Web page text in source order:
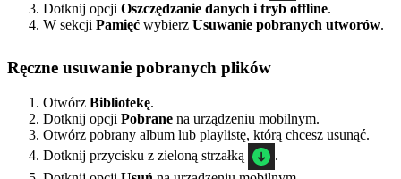
Dotknij opcji Oszczędzanie danych i tryb offline.
W sekcji Pamięć wybierz Usuwanie pobranych utworów.
Ręczne usuwanie pobranych plików
Otwórz Bibliotekę.
Dotknij opcji Pobrane na urządzeniu mobilnym.
Otwórz pobrany album lub playlistę, którą chcesz usunąć.
Dotknij przycisku z zieloną strzałką
.